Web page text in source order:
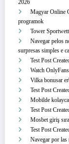
2026
Magyar Online
programok
Tower
Navegar pelos
surpresas simples e
Test Post
Watch
Vilka bonusar
Test Post
Mobilde
Test Post
Mosbet giriş
Test Post
Navegar por las